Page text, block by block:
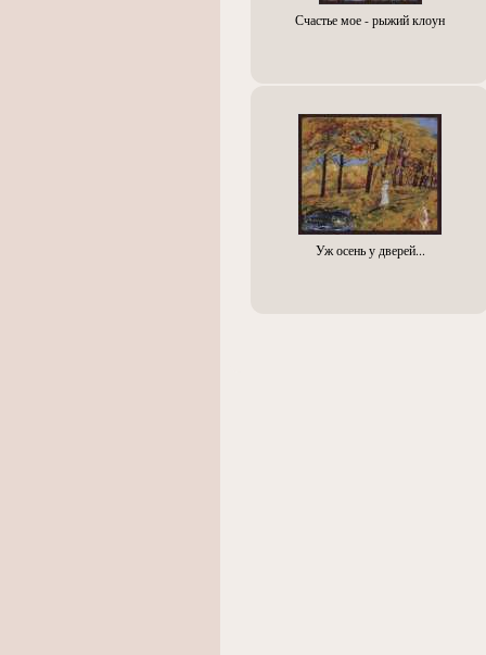
Счастье мое - рыжий клоун
Уж осень у дверей...